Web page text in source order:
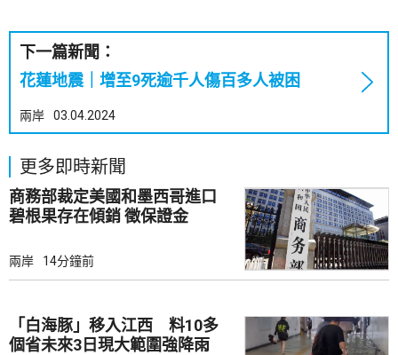
下一篇新聞：
花蓮地震｜增至9死逾千人傷百多人被困
兩岸 03.04.2024
更多即時新聞
商務部裁定美國和墨西哥進口
碧根果存在傾銷 徵保證金
兩岸 14分鐘前
「白海豚」移入江西 料10多
個省未來3日現大範圍強降雨